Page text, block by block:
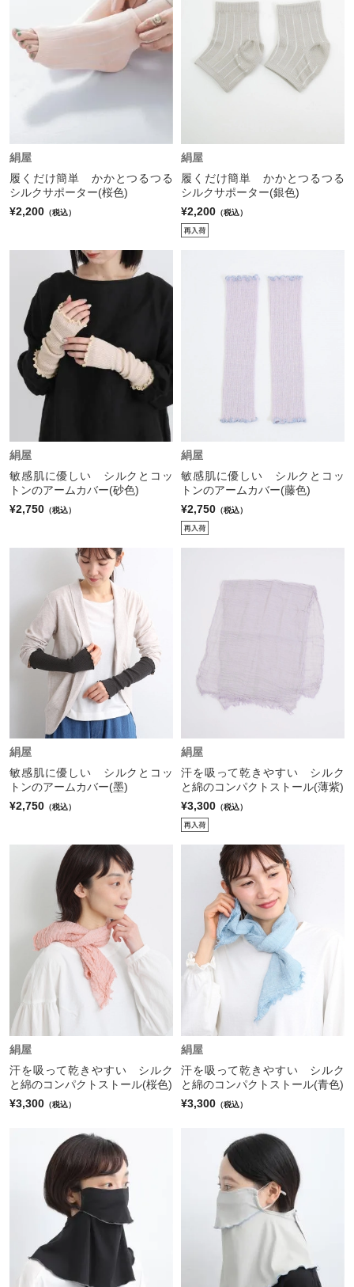
絹屋
履くだけ簡単 かかとつるつる
シルクサポーター(桜色)
¥2,200 （税込）
絹屋
履くだけ簡単 かかとつるつる
シルクサポーター(銀色)
¥2,200 （税込）
絹屋
敏感肌に優しい シルクとコッ
トンのアームカバー(砂色)
¥2,750 （税込）
絹屋
敏感肌に優しい シルクとコッ
トンのアームカバー(藤色)
¥2,750 （税込）
絹屋
敏感肌に優しい シルクとコッ
トンのアームカバー(墨)
¥2,750 （税込）
絹屋
汗を吸って乾きやすい シルク
と綿のコンパクトストール(薄紫)
¥3,300 （税込）
絹屋
汗を吸って乾きやすい シルク
と綿のコンパクトストール(桜色)
¥3,300 （税込）
絹屋
汗を吸って乾きやすい シルク
と綿のコンパクトストール(青色)
¥3,300 （税込）